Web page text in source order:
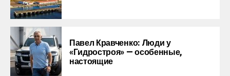
Павел Кравченко: Люди у
«Гидростроя» — особенные,
настоящие